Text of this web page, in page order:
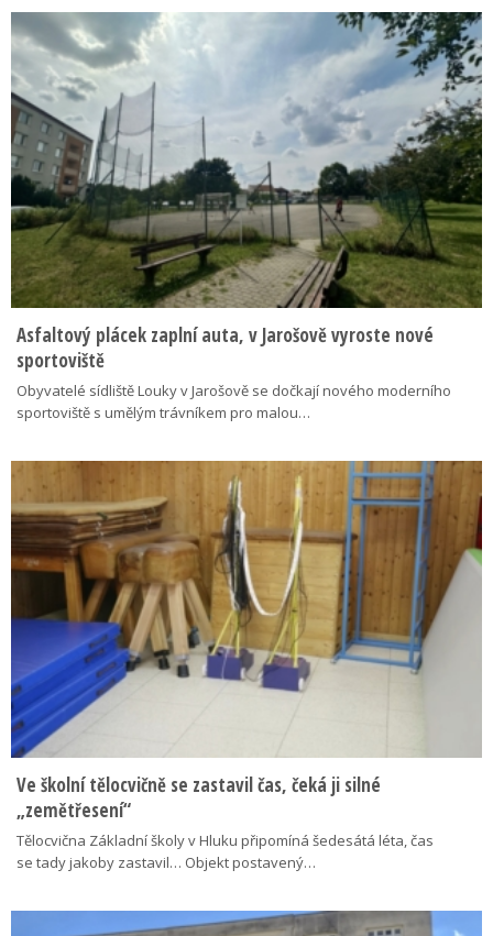
Asfaltový plácek zaplní auta, v Jarošově vyroste nové
sportoviště
Obyvatelé sídliště Louky v Jarošově se dočkají nového moderního
sportoviště s umělým trávníkem pro malou…
Ve školní tělocvičně se zastavil čas, čeká ji silné
„zemětřesení“
Tělocvična Základní školy v Hluku připomíná šedesátá léta, čas
se tady jakoby zastavil… Objekt postavený…